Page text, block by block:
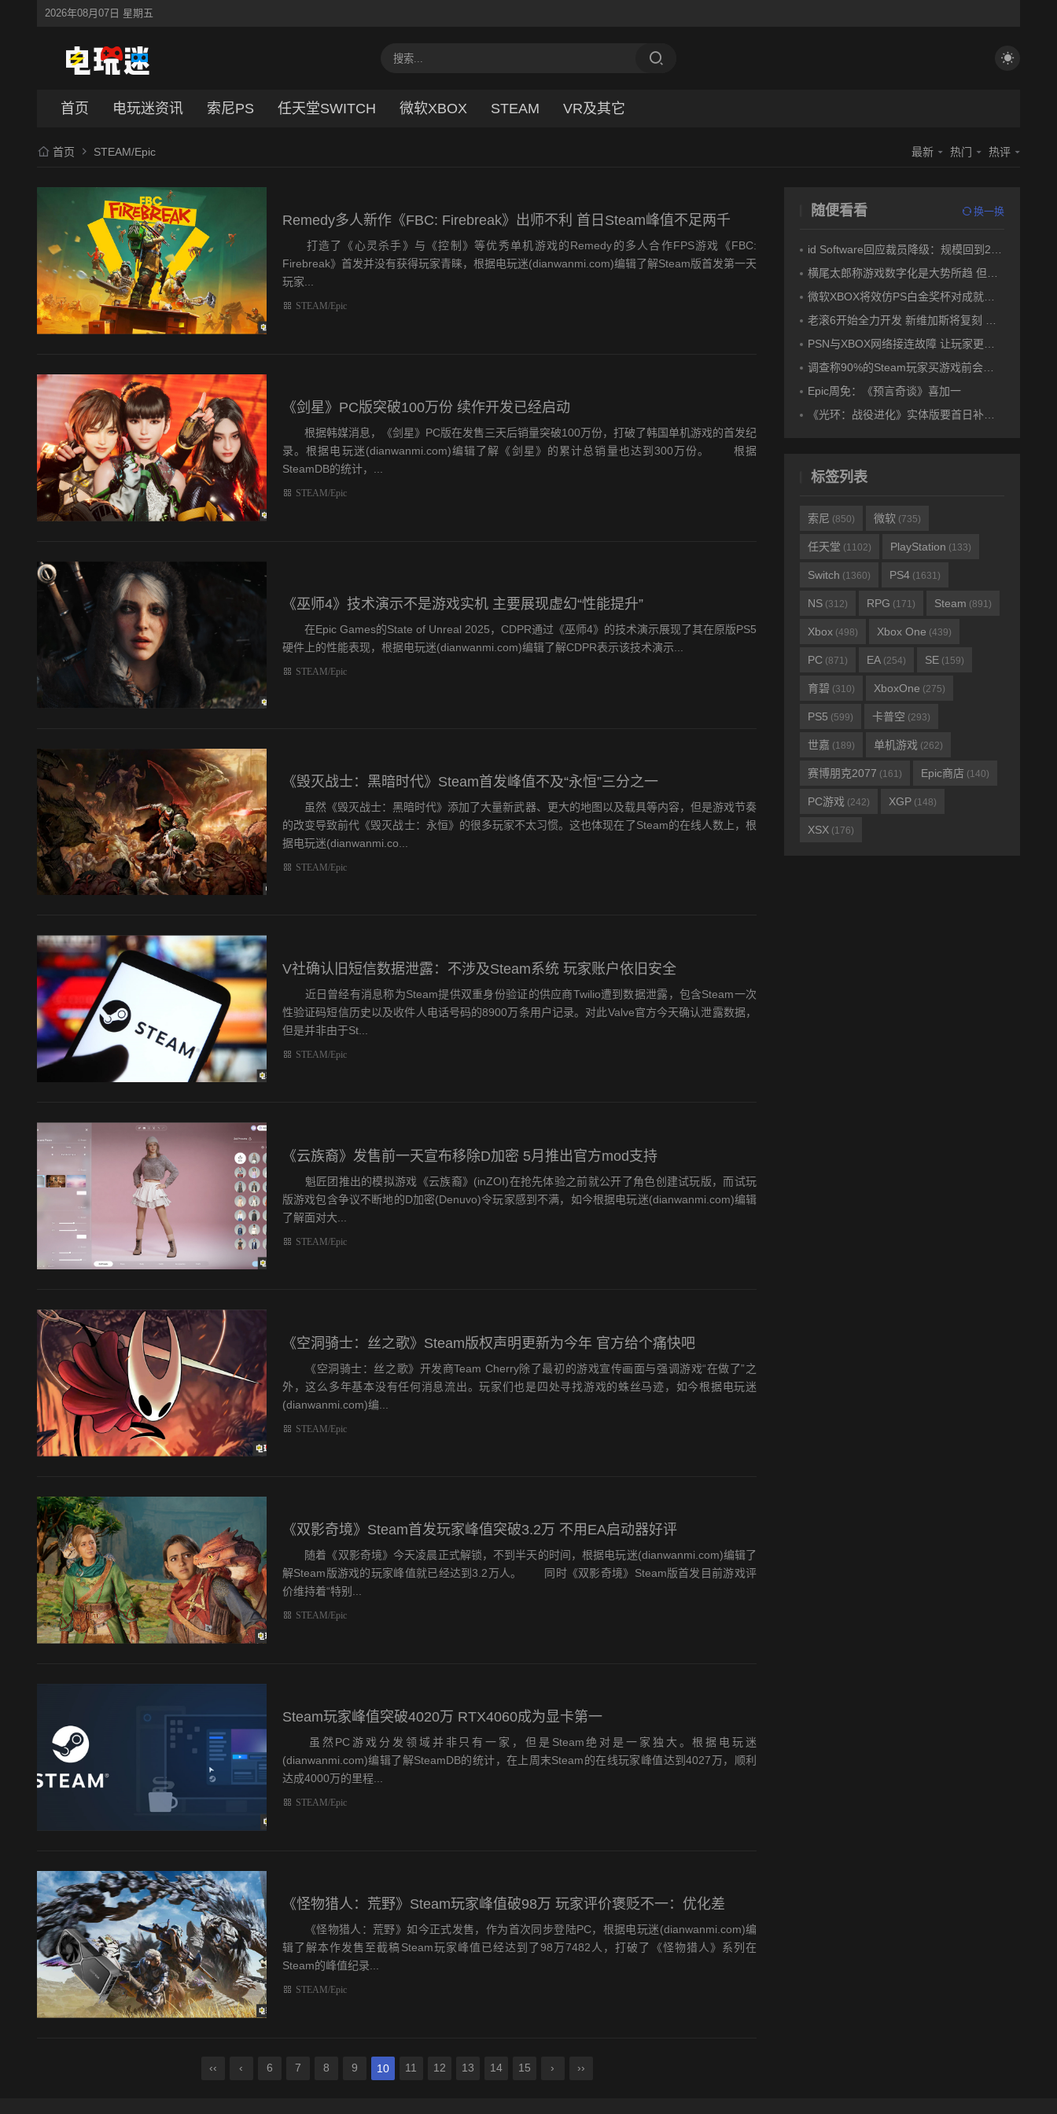
2026年08月07日 星期五
首页 电玩迷资讯 索尼PS 任天堂SWITCH 微软XBOX STEAM VR及其它
首页 STEAM/Epic 最新 热门 热评
Remedy多人新作《FBC: Firebreak》出师不利 首日Steam峰值不足两千
打造了《心灵杀手》与《控制》等优秀单机游戏的Remedy的多人合作FPS游戏《FBC:
Firebreak》首发并没有获得玩家青睐，根据电玩迷(dianwanmi.com)编辑了解Steam版首发第一天
玩家...
STEAM/Epic
《剑星》PC版突破100万份 续作开发已经启动
根据韩媒消息，《剑星》PC版在发售三天后销量突破100万份，打破了韩国单机游戏的首发纪
录。根据电玩迷(dianwanmi.com)编辑了解《剑星》的累计总销量也达到300万份。 根据
SteamDB的统计，...
STEAM/Epic
《巫师4》技术演示不是游戏实机 主要展现虚幻“性能提升”
在Epic Games的State of Unreal 2025，CDPR通过《巫师4》的技术演示展现了其在原版PS5
硬件上的性能表现，根据电玩迷(dianwanmi.com)编辑了解CDPR表示该技术演示...
STEAM/Epic
《毁灭战士：黑暗时代》Steam首发峰值不及“永恒”三分之一
虽然《毁灭战士：黑暗时代》添加了大量新武器、更大的地图以及载具等内容，但是游戏节奏
的改变导致前代《毁灭战士：永恒》的很多玩家不太习惯。这也体现在了Steam的在线人数上，根
据电玩迷(dianwanmi.co...
STEAM/Epic
V社确认旧短信数据泄露：不涉及Steam系统 玩家账户依旧安全
近日曾经有消息称为Steam提供双重身份验证的供应商Twilio遭到数据泄露，包含Steam一次
性验证码短信历史以及收件人电话号码的8900万条用户记录。对此Valve官方今天确认泄露数据，
但是并非由于St...
STEAM/Epic
《云族裔》发售前一天宣布移除D加密 5月推出官方mod支持
魁匠团推出的模拟游戏《云族裔》(inZOI)在抢先体验之前就公开了角色创建试玩版，而试玩
版游戏包含争议不断地的D加密(Denuvo)令玩家感到不满，如今根据电玩迷(dianwanmi.com)编辑
了解面对大...
STEAM/Epic
《空洞骑士：丝之歌》Steam版权声明更新为今年 官方给个痛快吧
《空洞骑士：丝之歌》开发商Team Cherry除了最初的游戏宣传画面与强调游戏“在做了”之
外，这么多年基本没有任何消息流出。玩家们也是四处寻找游戏的蛛丝马迹，如今根据电玩迷
(dianwanmi.com)编...
STEAM/Epic
《双影奇境》Steam首发玩家峰值突破3.2万 不用EA启动器好评
随着《双影奇境》今天凌晨正式解锁，不到半天的时间，根据电玩迷(dianwanmi.com)编辑了
解Steam版游戏的玩家峰值就已经达到3.2万人。 同时《双影奇境》Steam版首发目前游戏评
价维持着“特别...
STEAM/Epic
Steam玩家峰值突破4020万 RTX4060成为显卡第一
虽然PC游戏分发领域并非只有一家，但是Steam绝对是一家独大。根据电玩迷
(dianwanmi.com)编辑了解SteamDB的统计，在上周末Steam的在线玩家峰值达到4027万，顺利
达成4000万的里程...
STEAM/Epic
《怪物猎人：荒野》Steam玩家峰值破98万 玩家评价褒贬不一：优化差
《怪物猎人：荒野》如今正式发售，作为首次同步登陆PC，根据电玩迷(dianwanmi.com)编
辑了解本作发售至截稿Steam玩家峰值已经达到了98万7482人，打破了《怪物猎人》系列在
Steam的峰值纪录...
STEAM/Epic
‹‹ ‹ 6 7 8 9 10 11 12 13 14 15 › ››
随便看看 换一换
id Software回应裁员降级：规模回到2016年 仍会开发游戏
横尾太郎称游戏数字化是大势所趋 但是索尼一刀切实体版不应该
微软XBOX将效仿PS白金奖杯对成就系统更新
老滚6开始全力开发 新维加斯将复刻 黑曜石开发《辐射》新作
PSN与XBOX网络接连故障 让玩家更加质疑数字版游戏
调查称90%的Steam玩家买游戏前会看玩家评价再决定
Epic周免：《预言奇谈》喜加一
《光环：战役进化》实体版要首日补丁才能玩 玩家吐槽买个“杯垫”
标签列表
索尼 (850) 微软 (735)
任天堂 (1102) PlayStation (133)
Switch (1360) PS4 (1631)
NS (312) RPG (171) Steam (891)
Xbox (498) Xbox One (439)
PC (871) EA (254) SE (159)
育碧 (310) XboxOne (275)
PS5 (599) 卡普空 (293)
世嘉 (189) 单机游戏 (262)
赛博朋克2077 (161) Epic商店 (140)
PC游戏 (242) XGP (148)
XSX (176)